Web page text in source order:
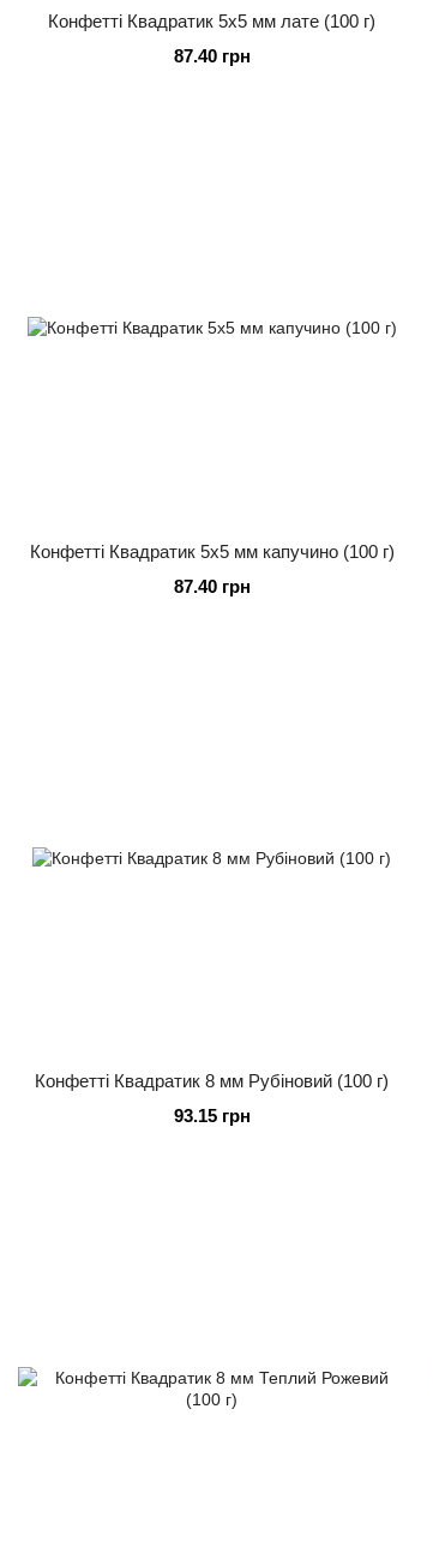
Конфетті Квадратик 5х5 мм лате (100 г)
87.40 грн
Конфетті Квадратик 5х5 мм капучино (100 г)
87.40 грн
Конфетті Квадратик 8 мм Рубіновий (100 г)
93.15 грн